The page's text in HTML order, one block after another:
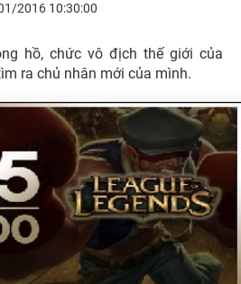
2016 10:30:00
hồ, chức vô địch thế giới của
ra chủ nhân mới của mình.